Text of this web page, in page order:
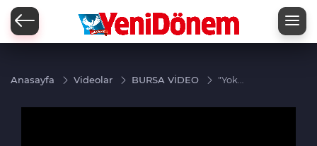
Anasayfa Videolar BURSA VİDEO
"Yok